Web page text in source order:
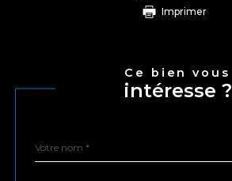
imprimer
Ce bien vous
intéresse ?
par
*